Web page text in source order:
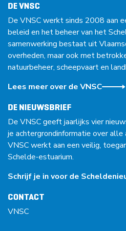
DE VNSC
De VNSC werkt sinds 2008 aan
beleid en het beheer van het
samenwerking bestaat uit
overheden, maar ook met
natuurbeheer, scheepvaart en
Lees meer over de VNSC
DE NIEUWSBRIEF
De VNSC geeft jaarlijks vier
je achtergrondinformatie over
VNSC werkt aan een veilig,
Schelde-estuarium.
Schrijf je in voor de
CONTACT
VNSC